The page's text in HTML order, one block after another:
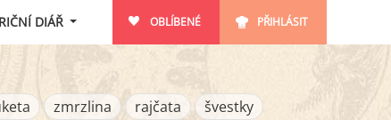
DIÁŘ OBLÍBENÉ PŘIHLÁSIT
zmrzlina rajčata
švestky